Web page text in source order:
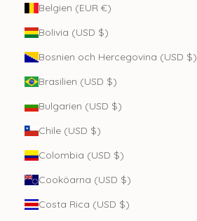
Belgien (EUR €)
Bolivia (USD $)
Bosnien och Hercegovina (USD $)
Brasilien (USD $)
Bulgarien (USD $)
Chile (USD $)
Colombia (USD $)
Cooköarna (USD $)
Costa Rica (USD $)